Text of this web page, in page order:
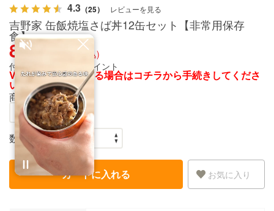
4.3 （25） レビューを見る
吉野家 缶飯焼塩さば丼12缶セット【非常用保存
食】
8,640円
(税込)
付与Vポイント：
43ポイント
Vポイントを利用する場合はコチラから手続きしてくださ
い
商品番号：666227
数量：
カートに入れる お気に入り